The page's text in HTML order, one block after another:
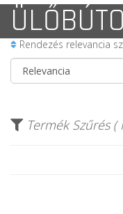
Rendezés relevancia
Termék Szűrés